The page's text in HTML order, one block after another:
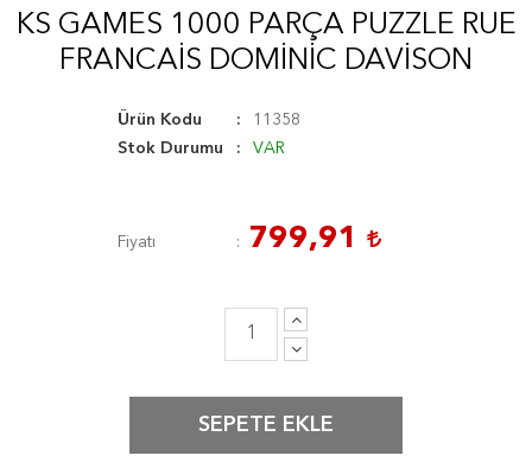
KS GAMES 1000 PARÇA PUZZLE RUE
FRANCAIS DOMINIC DAVISON
Ürün Kodu
11358
Stok Durumu
VAR
Fiyatı 799,91
SEPETE EKLE